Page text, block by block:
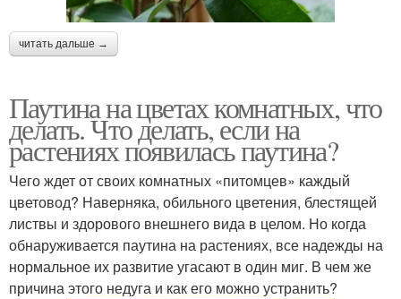
читать дальше →
Паутина на цветах комнатных, что
делать. Что делать, если на
растениях появилась паутина?
Чего ждет от своих комнатных «питомцев» каждый
цветовод? Наверняка, обильного цветения, блестящей
листвы и здорового внешнего вида в целом. Но когда
обнаруживается паутина на растениях, все надежды на
нормальное их развитие угасают в один миг. В чем же
причина этого недуга и как его можно устранить?